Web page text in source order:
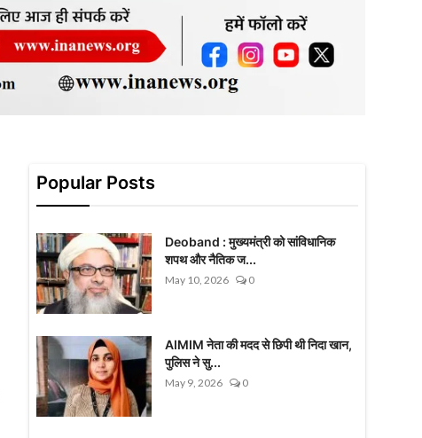
Popular Posts
Deoband : मुख्यमंत्री को सांविधानिक
शपथ और नैतिक ज...
May 10, 2026 0
AIMIM नेता की मदद से छिपी थी निदा खान,
पुलिस ने सु...
May 9, 2026 0